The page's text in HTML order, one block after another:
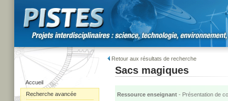
Accueil
Recherche avancée
Retour aux résultats de recherche
Sacs magiques
Ressource enseignant - Présentation de